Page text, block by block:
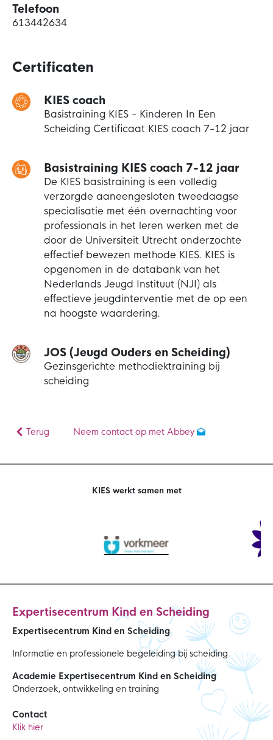
Telefoon
613442634
Certificaten
KIES coach
Basistraining KIES - Kinderen In Een
Scheiding Certificaat KIES coach 7-12 jaar
Basistraining KIES coach 7-12 jaar
De KIES basistraining is een volledig
verzorgde aaneengesloten tweedaagse
specialisatie met één overnachting voor
professionals in het leren werken met de
door de Universiteit Utrecht onderzochte
effectief bewezen methode KIES. KIES is
opgenomen in de databank van het
Nederlands Jeugd Instituut (NJI) als
effectieve jeugdinterventie met de op een
na hoogste waardering.
JOS (Jeugd Ouders en Scheiding)
Gezinsgerichte methodiektraining bij
scheiding
Terug Neem contact op met Abbey
KIES werkt samen met
Expertisecentrum Kind en Scheiding
Expertisecentrum Kind en Scheiding
Informatie en professionele begeleiding bij scheiding
Academie Expertisecentrum Kind en Scheiding
Onderzoek, ontwikkeling en training
Contact
Klik hier